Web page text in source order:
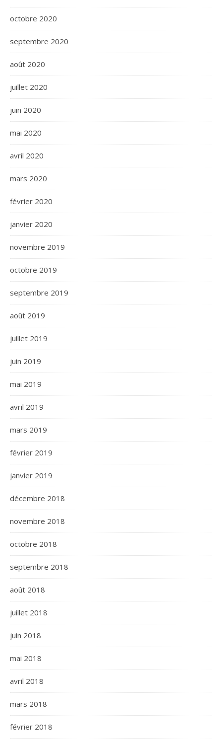
octobre 2020
septembre 2020
août 2020
juillet 2020
juin 2020
mai 2020
avril 2020
mars 2020
février 2020
janvier 2020
novembre 2019
octobre 2019
septembre 2019
août 2019
juillet 2019
juin 2019
mai 2019
avril 2019
mars 2019
février 2019
janvier 2019
décembre 2018
novembre 2018
octobre 2018
septembre 2018
août 2018
juillet 2018
juin 2018
mai 2018
avril 2018
mars 2018
février 2018